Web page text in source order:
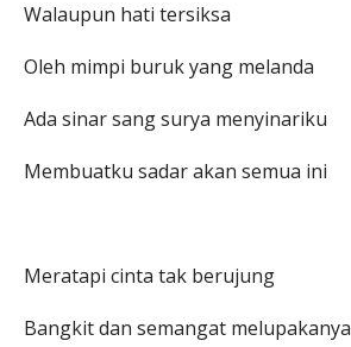
Walaupun hati tersiksa
Oleh mimpi buruk yang melanda
Ada sinar sang surya menyinariku
Membuatku sadar akan semua ini
Meratapi cinta tak berujung
Bangkit dan semangat melupakanya